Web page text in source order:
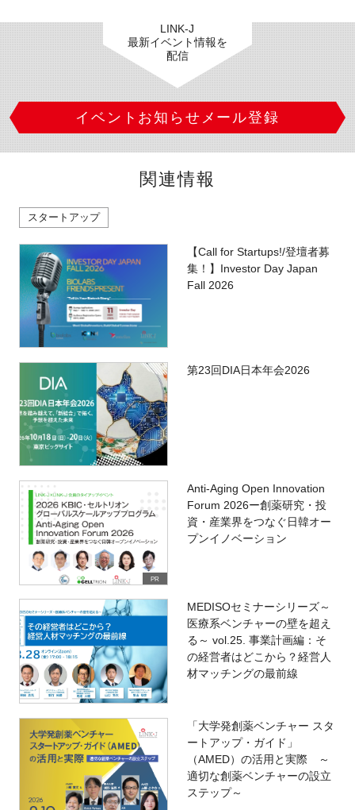
LINK-J
最新イベント情報を
配信
イベントお知らせメール登録
関連情報
スタートアップ
【Call for Startups!/登壇者募
集！】Investor Day Japan
Fall 2026
第23回DIA日本年会2026
PR
Anti-Aging Open Innovation
Forum 2026ー創薬研究・投
資・産業界をつなぐ日韓オー
プンイノベーション
MEDISOセミナーシリーズ～
医療系ベンチャーの壁を超え
る～ vol.25. 事業計画編：そ
の経営者はどこから？経営人
材マッチングの最前線
「大学発創薬ベンチャー スタ
ートアップ・ガイド」
（AMED）の活用と実際 ～
適切な創薬ベンチャーの設立
ステップ～